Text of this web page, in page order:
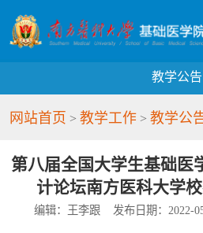
教学公告
网站首页 > 教学工作> 教学公
第八届全国大学生基础医
计论坛南方医科大学
编辑：王李跟 发布日期：2022-